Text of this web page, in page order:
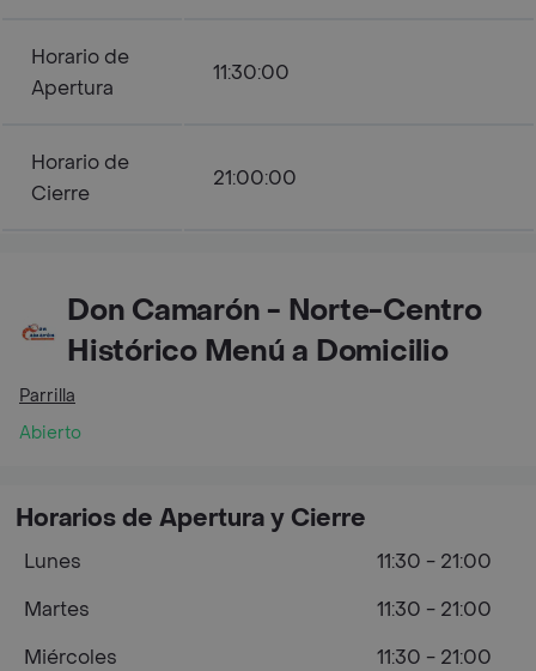
Horario de
Apertura
11:30:00
Horario de
Cierre
21:00:00
Don Camarón - Norte-Centro
Histórico Menú a Domicilio
Parrilla
Abierto
Horarios de Apertura y Cierre
Lunes
11:30 - 21:00
Martes
11:30 - 21:00
Miércoles
11:30 - 21:00